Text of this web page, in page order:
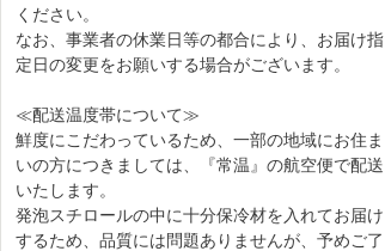
ください。
なお、事業者の休業日等の都合により、お届け指
定日の変更をお願いする場合がございます。
≪配送温度帯について≫
鮮度にこだわっているため、一部の地域にお住ま
いの方につきましては、『常温』の航空便で配送
いたします。
発泡スチロールの中に十分保冷材を入れてお届け
するため、品質には問題ありませんが、予めご了